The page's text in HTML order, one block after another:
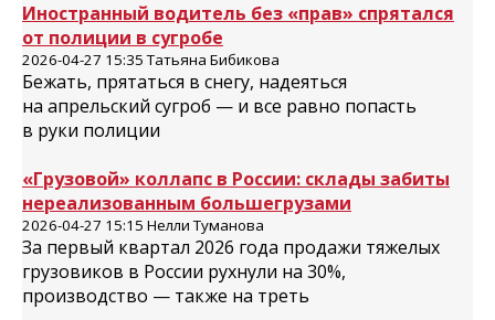
Иностранный водитель без «прав» спрятался
от полиции в сугробе
2026-04-27 15:35 Татьяна Бибикова
Бежать, прятаться в снегу, надеяться
на апрельский сугроб — и все равно попасть
в руки полиции
«Грузовой» коллапс в России: склады забиты
нереализованным большегрузами
2026-04-27 15:15 Нелли Туманова
За первый квартал 2026 года продажи тяжелых
грузовиков в России рухнули на 30%,
производство — также на треть